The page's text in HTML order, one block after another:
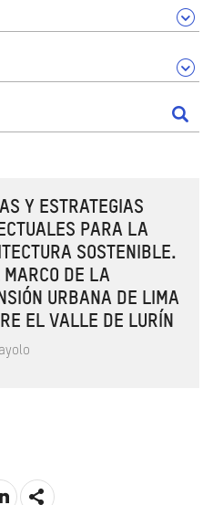
Y ESTRATEGIAS
PARA LA
SOSTENIBLE.
MARCO DE LA
URBANA DE LIMA
EL VALLE DE LURÍN